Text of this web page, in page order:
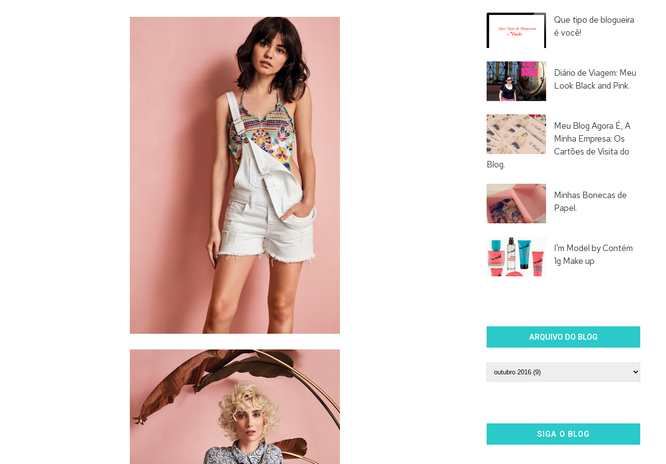
Que tipo de blogueira
é você!
Diário de Viagem: Meu
Look Black and Pink.
Meu Blog Agora É, A
Minha Empresa: Os
Cartões de Visita do
Blog.
Minhas Bonecas de
Papel.
I'm Model by Contém
1g Make up
ARQUIVO DO BLOG
SIGA O BLOG